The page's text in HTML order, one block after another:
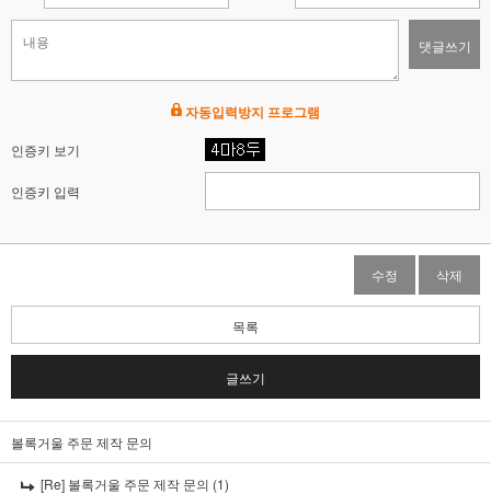
댓글쓰기
자동입력방지 프로그램
인증키 보기
인증키 입력
수정 삭제
목록
글쓰기
볼록거울 주문 제작 문의
[Re] 볼록거울 주문 제작 문의 (1)